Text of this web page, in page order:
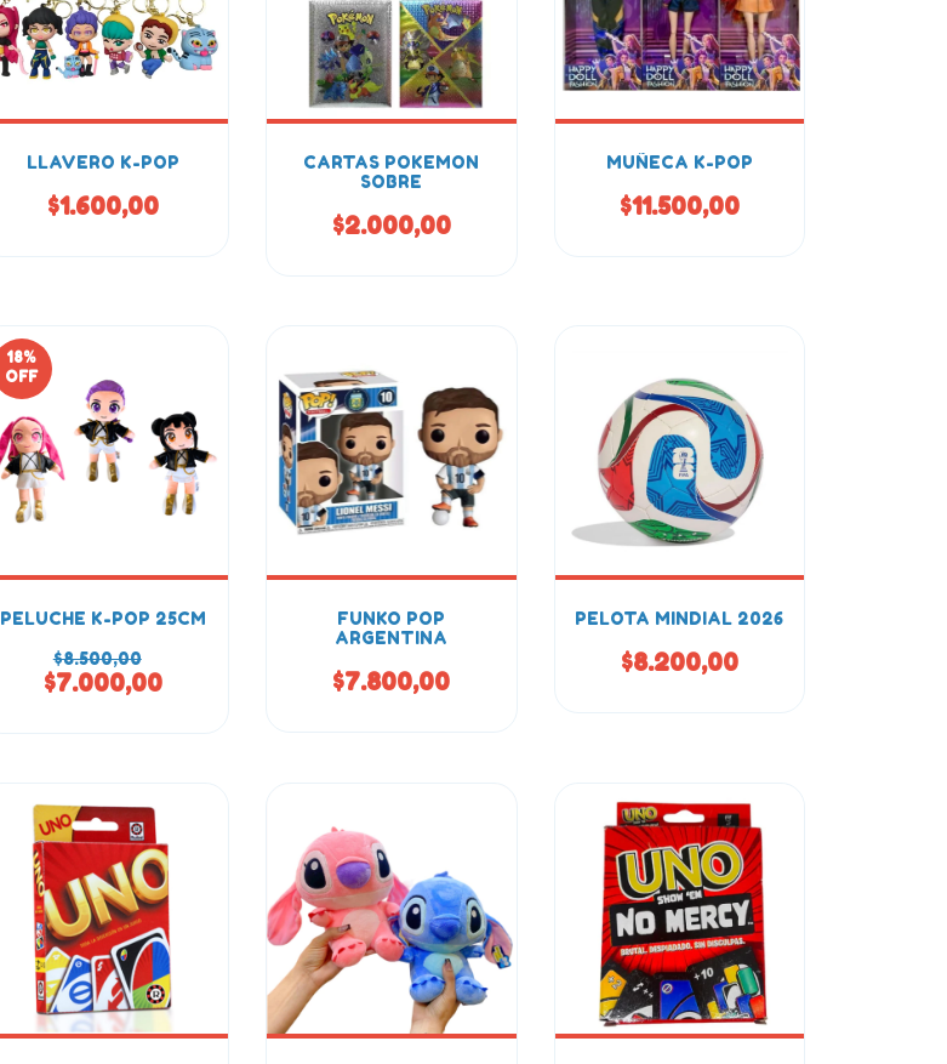
LLAVERO K-POP
$1.600,00
CARTAS POKEMON
SOBRE
$2.000,00
MUÑECA K-POP
$11.500,00
18%
OFF
PELUCHE K-POP 25CM
$8.500,00
$7.000,00
FUNKO POP
ARGENTINA
$7.800,00
PELOTA MINDIAL 2026
$8.200,00